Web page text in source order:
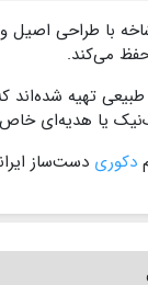
با طراحی اصیل
می‌کند.
تهیه شده‌اند
یا هدیه‌ای
دکوری دست‌ساز